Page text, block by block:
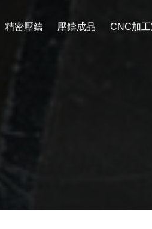
精密壓鑄 壓鑄成品 CNC加